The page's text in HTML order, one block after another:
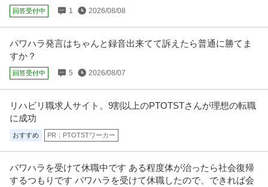
W・サーバー案件多数／大手案件豊富
新日本テクトス株式会社
新着
年収360万円〜450万円
新日本テクトス株式会社 インフラエンジニア◇残業少なめ・土日祝休み／充
東京／施工管理／土日祝休み・残業10～20H創業360年のプライム
上場 老舗商社
株式会社ＹＵＡＳＡ
新着 正社員 交通費支給 学歴不問 昇給あり
年収607万円〜990万円
回答受付中 1 2026/08/08
パワハラ発言はちゃんと録音出来てて訴えたら普通に勝てま
すか？
回答受付中 5 2026/08/07
リハビリ職求人サイト。9割以上のPTOTSTさんが理想の転職
に成功
おすすめ PR：PTOTSTワーカー
パワハラを受けて休職中です ある程度体が治ったら社会復帰
するつもりです パワハラを受けて休職したので、できれば会